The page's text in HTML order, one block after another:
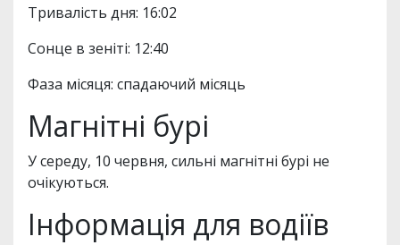
Тривалість дня: 16:02
Сонце в зеніті: 12:40
Фаза місяця: спадаючий місяць
Магнітні бурі
У середу, 10 червня, сильні магнітні бурі не
очікуються.
Інформація для водіїв